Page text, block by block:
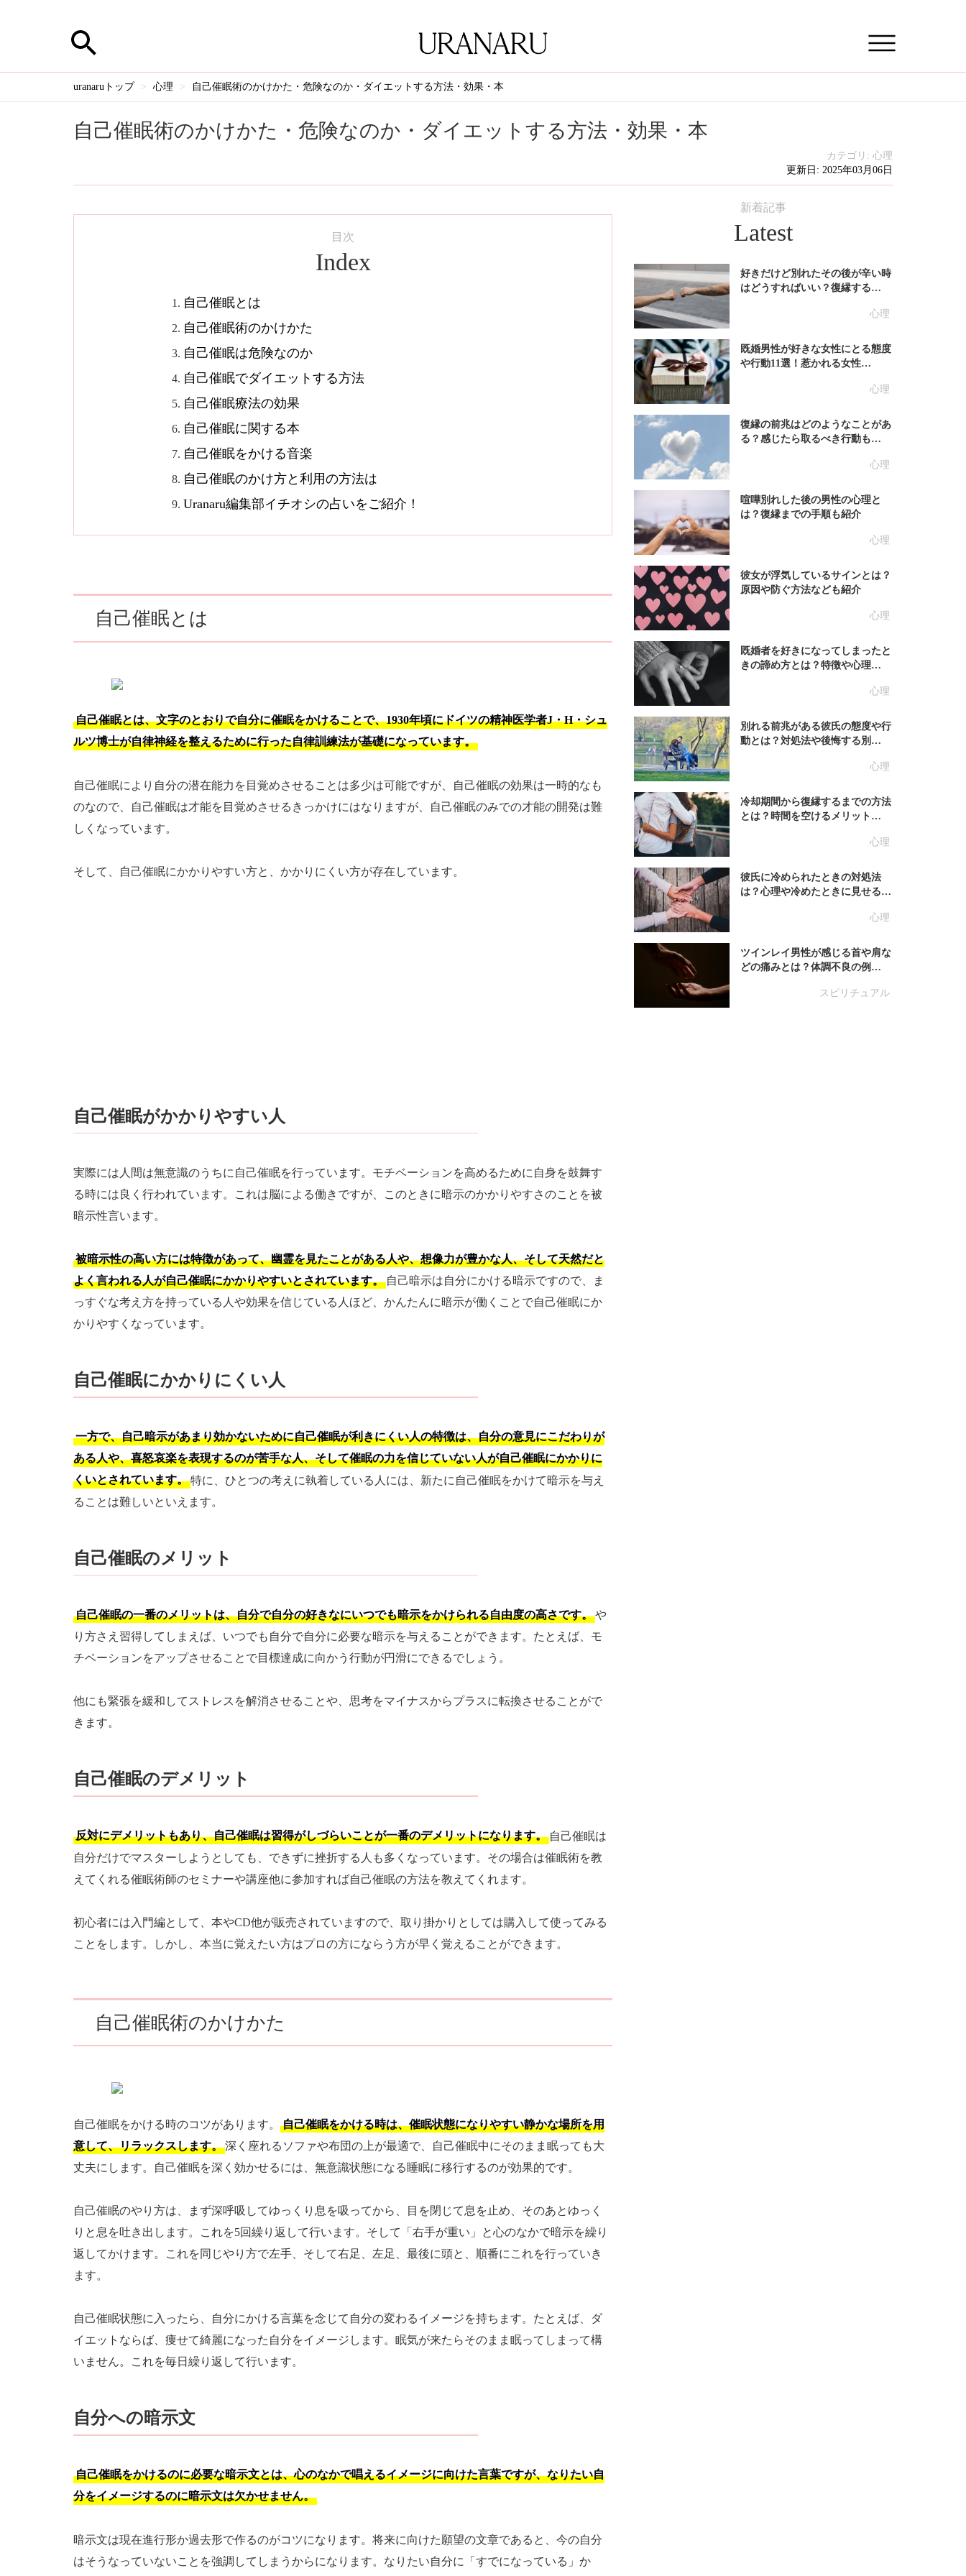
uranaruトップ 心理 自己催眠術のかけかた・危険なのか・ダイエットする方法・効果・本
自己催眠術のかけかた・危険なのか・ダイエットする方法・効果・本
カテゴリ: 心理
更新日: 2025年03月06日
目次
Index
自己催眠とは
自己催眠術のかけかた
自己催眠は危険なのか
自己催眠でダイエットする方法
自己催眠療法の効果
自己催眠に関する本
自己催眠をかける音楽
自己催眠のかけ方と利用の方法は
Uranaru編集部イチオシの占いをご紹介！
自己催眠とは
自己催眠とは、文字のとおりで自分に催眠をかけることで、1930年頃にドイツの精神医学者J・H・シュ
ルツ博士が自律神経を整えるために行った自律訓練法が基礎になっています。
自己催眠により自分の潜在能力を目覚めさせることは多少は可能ですが、自己催眠の効果は一時的なも
のなので、自己催眠は才能を目覚めさせるきっかけにはなりますが、自己催眠のみでの才能の開発は難
しくなっています。
そして、自己催眠にかかりやすい方と、かかりにくい方が存在しています。
自己催眠がかかりやすい人
実際には人間は無意識のうちに自己催眠を行っています。モチベーションを高めるために自身を鼓舞す
る時には良く行われています。これは脳による働きですが、このときに暗示のかかりやすさのことを被
暗示性言います。
被暗示性の高い方には特徴があって、幽霊を見たことがある人や、想像力が豊かな人、そして天然だと
よく言われる人が自己催眠にかかりやすいとされています。 自己暗示は自分にかける暗示ですので、ま
っすぐな考え方を持っている人や効果を信じている人ほど、かんたんに暗示が働くことで自己催眠にか
かりやすくなっています。
自己催眠にかかりにくい人
一方で、自己暗示があまり効かないために自己催眠が利きにくい人の特徴は、自分の意見にこだわりが
ある人や、喜怒哀楽を表現するのが苦手な人、そして催眠の力を信じていない人が自己催眠にかかりに
くいとされています。特に、ひとつの考えに執着している人には、新たに自己催眠をかけて暗示を与え
ることは難しいといえます。
自己催眠のメリット
自己催眠の一番のメリットは、自分で自分の好きなにいつでも暗示をかけられる自由度の高さです。や
り方さえ習得してしまえば、いつでも自分で自分に必要な暗示を与えることができます。たとえば、モ
チベーションをアップさせることで目標達成に向かう行動が円滑にできるでしょう。
他にも緊張を緩和してストレスを解消させることや、思考をマイナスからプラスに転換させることがで
きます。
自己催眠のデメリット
反対にデメリットもあり、自己催眠は習得がしづらいことが一番のデメリットになります。 自己催眠は
自分だけでマスターしようとしても、できずに挫折する人も多くなっています。その場合は催眠術を教
えてくれる催眠術師のセミナーや講座他に参加すれば自己催眠の方法を教えてくれます。
初心者には入門編として、本やCD他が販売されていますので、取り掛かりとしては購入して使ってみる
ことをします。しかし、本当に覚えたい方はプロの方にならう方が早く覚えることができます。
自己催眠術のかけかた
自己催眠をかける時のコツがあります。
自己催眠をかける時は、催眠状態になりやすい静かな場所を用
意して、リラックスします。深く座れるソファや布団の上が最適で、自己催眠中にそのまま眠っても大
丈夫にします。自己催眠を深く効かせるには、無意識状態になる睡眠に移行するのが効果的です。
自己催眠のやり方は、まず深呼吸してゆっくり息を吸ってから、目を閉じて息を止め、そのあとゆっく
りと息を吐き出します。これを5回繰り返して行います。そして「右手が重い」と心のなかで暗示を繰り
返してかけます。これを同じやり方で左手、そして右足、左足、最後に頭と、順番にこれを行っていき
ます。
自己催眠状態に入ったら、自分にかける言葉を念じて自分の変わるイメージを持ちます。たとえば、ダ
イエットならば、痩せて綺麗になった自分をイメージします。眠気が来たらそのまま眠ってしまって構
いません。これを毎日繰り返して行います。
自分への暗示文
自己催眠をかけるのに必要な暗示文とは、心のなかで唱えるイメージに向けた言葉ですが、なりたい自
分をイメージするのに暗示文は欠かせません。
暗示文は現在進行形か過去形で作るのがコツになります。将来に向けた願望の文章であると、今の自分
はそうなっていないことを強調してしまうからになります。なりたい自分に「すでになっている」か
新着記事
Latest
心理
好きだけど別れたその後が辛い時
はどうすればいい？復縁する…
心理
既婚男性が好きな女性にとる態度
や行動11選！惹かれる女性…
心理
復縁の前兆はどのようなことがあ
る？感じたら取るべき行動も…
心理
喧嘩別れした後の男性の心理と
は？復縁までの手順も紹介
心理
彼女が浮気しているサインとは？
原因や防ぐ方法なども紹介
心理
既婚者を好きになってしまったと
きの諦め方とは？特徴や心理…
心理
別れる前兆がある彼氏の態度や行
動とは？対処法や後悔する別…
心理
冷却期間から復縁するまでの方法
とは？時間を空けるメリット…
心理
彼氏に冷められたときの対処法
は？心理や冷めたときに見せる…
スピリチュアル
ツインレイ男性が感じる首や肩な
どの痛みとは？体調不良の例…